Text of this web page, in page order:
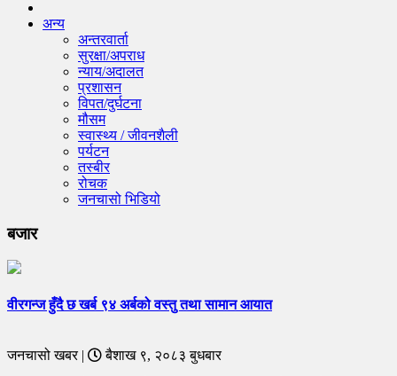
अन्य
अन्तरवार्ता
सुरक्षा/अपराध
न्याय/अदालत
प्रशासन
विपत/दुर्घटना
मौसम
स्वास्थ्य / जीवनशैली
पर्यटन
तस्बीर
रोचक
जनचासो भिडियो
बजार
वीरगन्ज हुँदै छ खर्ब ९४ अर्बको वस्तु तथा सामान आयात
जनचासो खबर |
बैशाख ९, २०८३ बुधबार